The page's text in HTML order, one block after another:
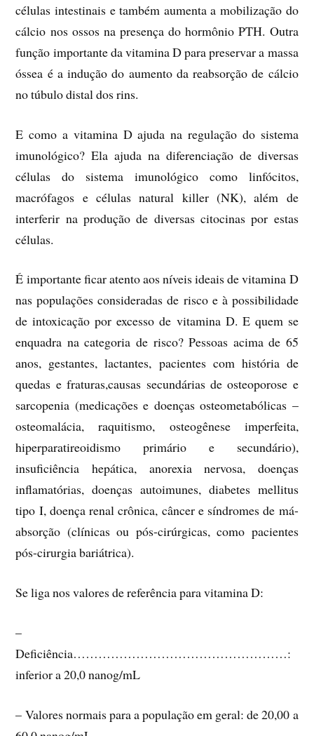
células intestinais e também aumenta a mobilização do
cálcio nos ossos na presença do hormônio PTH. Outra
função importante da vitamina D para preservar a massa
óssea é a indução do aumento da reabsorção de cálcio
no túbulo distal dos rins.
E como a vitamina D ajuda na regulação do sistema
imunológico? Ela ajuda na diferenciação de diversas
células do sistema imunológico como linfócitos,
macrófagos e células natural killer (NK), além de
interferir na produção de diversas citocinas por estas
células.
É importante ficar atento aos níveis ideais de vitamina D
nas populações consideradas de risco e à possibilidade
de intoxicação por excesso de vitamina D. E quem se
enquadra na categoria de risco? Pessoas acima de 65
anos, gestantes, lactantes, pacientes com história de
quedas e fraturas,causas secundárias de osteoporose e
sarcopenia (medicações e doenças osteometabólicas –
osteomalácia, raquitismo, osteogênese imperfeita,
hiperparatireoidismo primário e secundário),
insuficiência hepática, anorexia nervosa, doenças
inflamatórias, doenças autoimunes, diabetes mellitus
tipo I, doença renal crônica, câncer e síndromes de má-
absorção (clínicas ou pós-cirúrgicas, como pacientes
pós-cirurgia bariátrica).
Se liga nos valores de referência para vitamina D:
–
Deficiência……………………………………………:
inferior a 20,0 nanog/mL
– Valores normais para a população em geral: de 20,00 a